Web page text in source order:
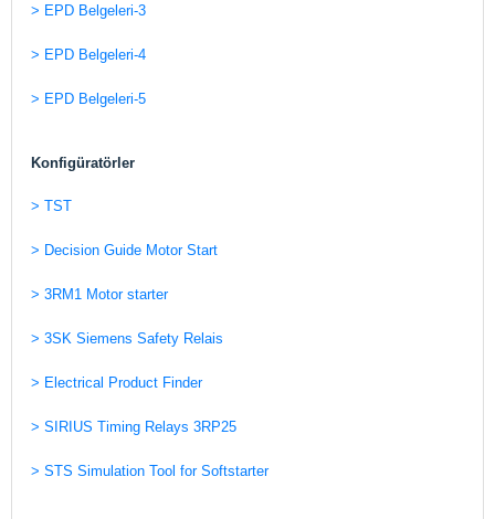
> EPD Belgeleri-3
> EPD Belgeleri-4
> EPD Belgeleri-5
Konfigüratörler
> TST
> Decision Guide Motor Start
> 3RM1 Motor starter
> 3SK Siemens Safety Relais
> Electrical Product Finder
> SIRIUS Timing Relays 3RP25
> STS Simulation Tool for Softstarter